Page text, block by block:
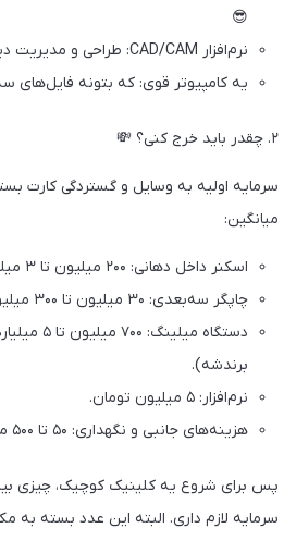
😎
نرم‌افزار CAD/CAM: طراحی و مدیریت دیجیتالی همه چیز. 💻
یه کامپیوتر قوی: که بتونه فایل‌های
۲. چقدر باید خرج کنی؟ 💸
سرمایه اولیه به وسایل و گستردگی کارت
میانگین:
اسکنر داخل دهانی: ۲۰۰ میلیون تا ۳ میلیارد تومان.
چاپگر سه‌بعدی: ۳۰ میلیون تا ۳۰۰ میلیون تومان.
دستگاه
برندشه).
نرم‌افزار: ۵ میلیون تومان.
هزینه‌های جانبی و نگهداری: ۵۰ تا ۵۰۰ میلیون تومان در سال.
سرمایه لازم داری. البته این عدد بسته به